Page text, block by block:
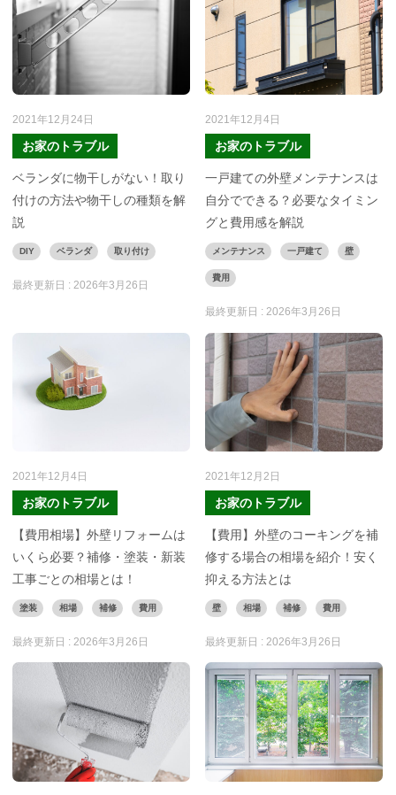
2021年12月24日
お家のトラブル
ベランダに物干しがない！取り
付けの方法や物干しの種類を解
説
DIY ベランダ 取り付け
最終更新日 : 2026年3月26日
2021年12月4日
お家のトラブル
一戸建ての外壁メンテナンスは
自分でできる？必要なタイミン
グと費用感を解説
メンテナンス 一戸建て 壁
費用
最終更新日 :2026年3月26日
2021年12月4日
お家のトラブル
【費用相場】外壁リフォームは
いくら必要？補修・塗装・新装
工事ごとの相場とは！
塗装 相場 補修 費用
最終更新日 : 2026年3月26日
2021年12月2日
お家のトラブル
【費用】外壁のコーキングを補
修する場合の相場を紹介！安く
抑える方法とは
壁 相場 補修 費用
最終更新日 :2026年3月26日